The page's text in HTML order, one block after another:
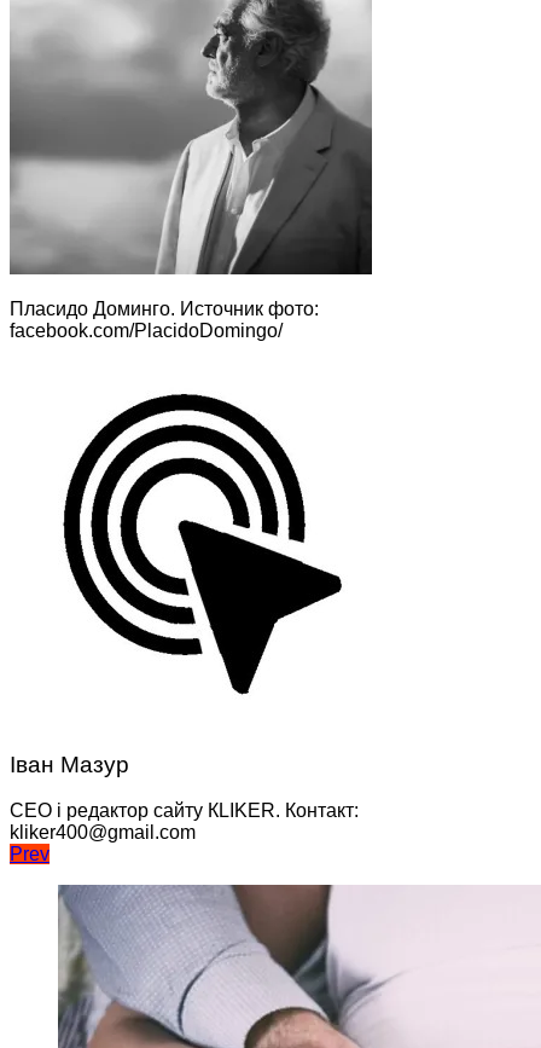
Пласидо Доминго. Источник фото:
facebook.com/PlacidoDomingo/
Іван Мазур
CEO і редактор сайту КLIKER. Контакт:
kliker400@gmail.com
Навігація
записів
Prev